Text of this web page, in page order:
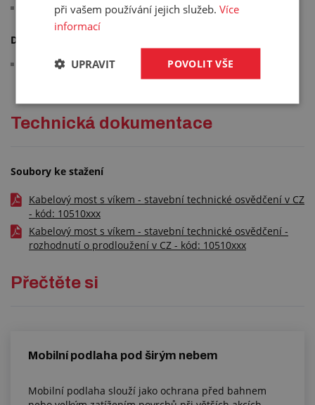
STO č.030-056064
Další informace:
snadná a rychlá montáž a demontáž
Technická dokumentace
Soubory ke stažení
Kabelový most s víkem - stavební technické osvědčení v CZ
- kód: 10510xxx
Kabelový most s víkem - stavební technické osvědčení -
rozhodnutí o prodloužení v CZ - kód: 10510xxx
Přečtěte si
Mobilní podlaha pod širým nebem
Mobilní podlaha slouží jako ochrana před bahnem
při vašem používání jejich služeb.Více
informací
POVOLIT VŠE
UPRAVIT